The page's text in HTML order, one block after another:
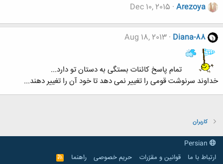
Arezoya
Dec 10, 2015
Diana-88
Aug 18, 2013
تمام پاسخ کائنات بستگی به دستان تو دارد...
خداوند سرنوشت قومی را تغییر نمی دهد تا خود آن را تغییر دهند...
کاربران
ارتباط با ما
قوانین و مقرّرات حریم خصوصی راهنما
R